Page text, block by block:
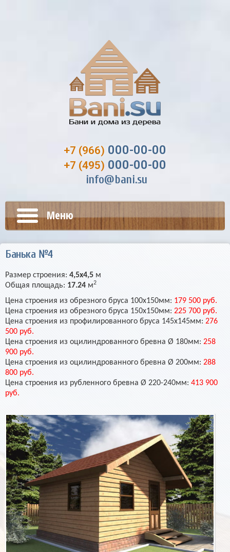
+7 (966) 000-00-00
+7 (495) 000-00-00
info@bani.su
Банька №4
Размер строения: 4,5х4,5 м
Общая площадь: 17.24 м2
Цена строения из обрезного бруса 100х150мм: 179 500 руб.
Цена строения из обрезного бруса 150х150мм: 225 700 руб.
Цена строения из профилированного бруса 145х145мм: 276
500 руб.
Цена строения из оцилиндрованного бревна Ø 180мм: 258
900 руб.
Цена строения из оцилиндрованного бревна Ø 200мм: 288
800 руб.
Цена строения из рубленного бревна Ø 220-240мм: 413 900
руб.